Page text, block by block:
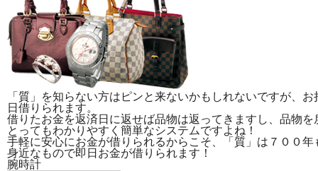
「質」を知らない方はピンと来ないかもしれないですが、
日借りられます。
借りたお金を返済日に返せば品物は返ってきますし、品物
とってもわかりやすく簡単なシステムですよね！
手軽に安心にお金が借りられるからこそ、「質」は７００年
身近なもので即日お金が借りられます！
腕時計